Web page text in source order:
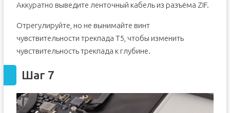
Аккуратно выведите ленточный кабель из разъёма ZIF.
Отрегулируйте, но не вынимайте винт
чувствительности трекпада T5, чтобы изменить
чувствительность трекпада к глубине.
Шаг 7